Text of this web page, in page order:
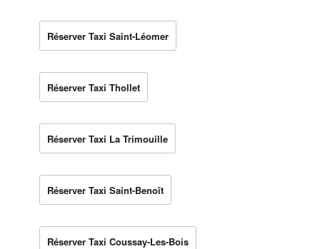
Réserver Taxi Saint-Léomer
Réserver Taxi Thollet
Réserver Taxi La Trimouille
Réserver Taxi Saint-Benoît
Réserver Taxi Coussay-Les-Bois